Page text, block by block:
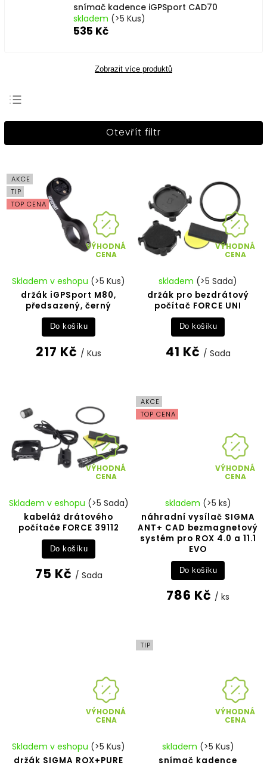
snímač kadence iGPSport CAD70
skladem (>5 Kus)
535 Kč
Zobrazit více produktů
Nejprodávanější
Abecedně
Otevřít filtr
AKCE
TIP
TOP CENA
VÝHODNÁ
CENA
držák iGPSport M80,
předsazený, černý
Skladem v eshopu (>5 Kus)
217 Kč / Kus
Do košíku
VÝHODNÁ
CENA
držák pro bezdrátový
počítač FORCE UNI
skladem (>5 Sada)
41 Kč / Sada
Do košíku
VÝHODNÁ
CENA
kabeláž drátového
počítače FORCE 39112
Skladem v eshopu (>5 Sada)
75 Kč / Sada
Do košíku
AKCE
TOP CENA
VÝHODNÁ
CENA
náhradní vysílač SIGMA
ANT+ CAD bezmagnetový
systém pro ROX 4.0 a 11.1
EVO
skladem (>5 ks)
786 Kč / ks
Do košíku
VÝHODNÁ
CENA
držák SIGMA ROX+PURE
Skladem v eshopu (>5 Kus)
TIP
VÝHODNÁ
CENA
snímač kadence
skladem (>5 Kus)